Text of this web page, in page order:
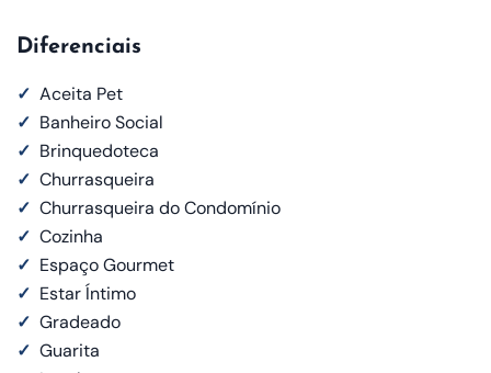
Diferenciais
✓ Aceita Pet
✓ Banheiro Social
✓ Brinquedoteca
✓ Churrasqueira
✓ Churrasqueira do Condomínio
✓ Cozinha
✓ Espaço Gourmet
✓ Estar Íntimo
✓ Gradeado
✓ Guarita